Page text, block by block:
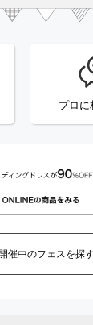
プロに
催中のフェスを探